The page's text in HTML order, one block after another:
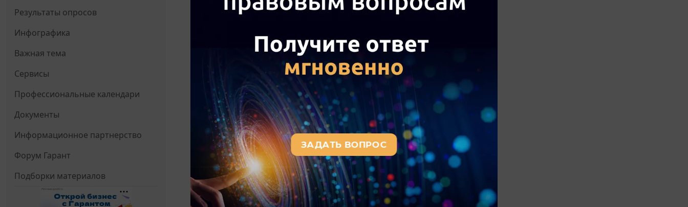
Результаты опросов
Инфографика
Важная тема
Сервисы
Профессиональные календари
Документы
Информационное партнерство
Форум Гарант
Подборки материалов